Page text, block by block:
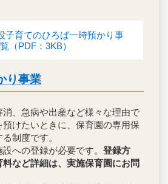
子育てのひろば一時預かり事
（PDF：3KB）
り事業
、急病や出産など様々な理由で
けたいときに、保育園の専用保
制度です。
への登録が必要です。 登録方
など詳細は、実施保育園にお問